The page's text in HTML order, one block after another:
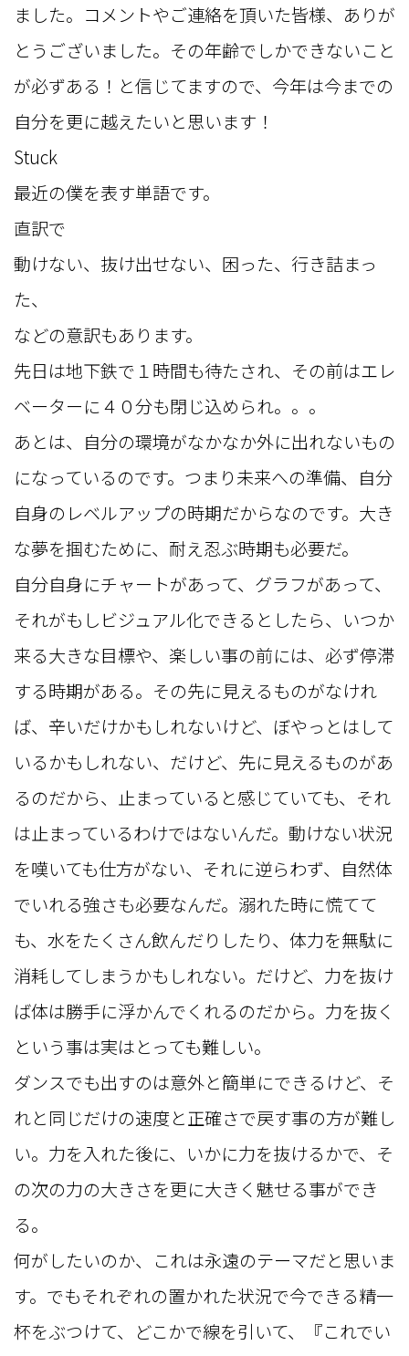
ました。コメントやご連絡を頂いた皆様、ありが
とうございました。その年齢でしかできないこと
が必ずある！と信じてますので、今年は今までの
自分を更に越えたいと思います！
Stuck
最近の僕を表す単語です。
直訳で
動けない、抜け出せない、困った、行き詰まっ
た、
などの意訳もあります。
先日は地下鉄で１時間も待たされ、その前はエレ
ベーターに４０分も閉じ込められ。。。
あとは、自分の環境がなかなか外に出れないもの
になっているのです。つまり未来への準備、自分
自身のレベルアップの時期だからなのです。大き
な夢を掴むために、耐え忍ぶ時期も必要だ。
自分自身にチャートがあって、グラフがあって、
それがもしビジュアル化できるとしたら、いつか
来る大きな目標や、楽しい事の前には、必ず停滞
する時期がある。その先に見えるものがなけれ
ば、辛いだけかもしれないけど、ぼやっとはして
いるかもしれない、だけど、先に見えるものがあ
るのだから、止まっていると感じていても、それ
は止まっているわけではないんだ。動けない状況
を嘆いても仕方がない、それに逆らわず、自然体
でいれる強さも必要なんだ。溺れた時に慌てて
も、水をたくさん飲んだりしたり、体力を無駄に
消耗してしまうかもしれない。だけど、力を抜け
ば体は勝手に浮かんでくれるのだから。力を抜く
という事は実はとっても難しい。
ダンスでも出すのは意外と簡単にできるけど、そ
れと同じだけの速度と正確さで戻す事の方が難し
い。力を入れた後に、いかに力を抜けるかで、そ
の次の力の大きさを更に大きく魅せる事ができ
る。
何がしたいのか、これは永遠のテーマだと思いま
す。でもそれぞれの置かれた状況で今できる精一
杯をぶつけて、どこかで線を引いて、『これでい